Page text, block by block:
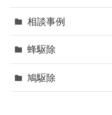
相談事例
蜂駆除
鳩駆除